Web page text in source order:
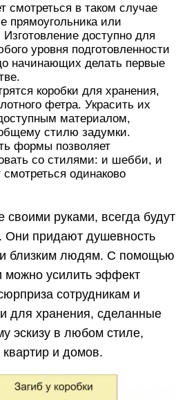
смотреться в таком случае
прямоугольника или
Изготовление доступно для
уровня подготовленности
начинающих делать первые
коробки для хранения,
фетра. Украсить их
материалом,
стилю задумки.
формы позволяет
со стилями: и шебби, и
одинаково
своими руками, всегда будут
Они придают душевность
близким людям. С помощью
можно усилить эффект
сотрудникам и
для хранения, сделанные
эскизу в любом стиле,
и домов.